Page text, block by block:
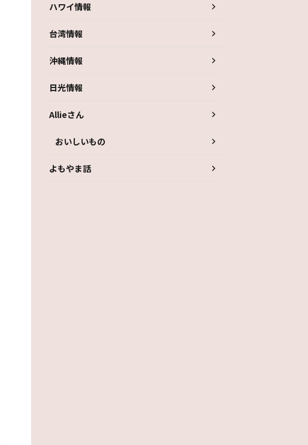
ハワイ情報
台湾情報
沖縄情報
日光情報
Allieさん
おいしいもの
よもやま話